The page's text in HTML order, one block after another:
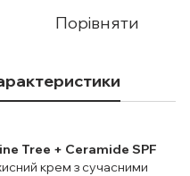
Порівняти
Tree + Ceramide SPF
крем з сучасними